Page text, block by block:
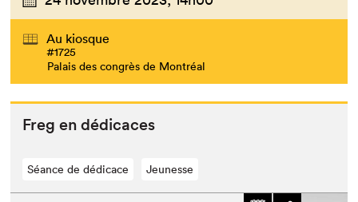
Au kiosque
#1725
Palais des congrès de Montréal
Freg en dédicaces
Séance de dédicace Jeunesse